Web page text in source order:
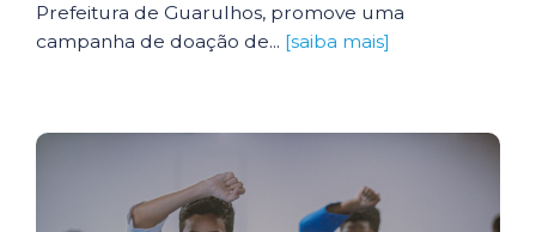
Prefeitura de Guarulhos, promove uma
campanha de doação de... [saiba mais]